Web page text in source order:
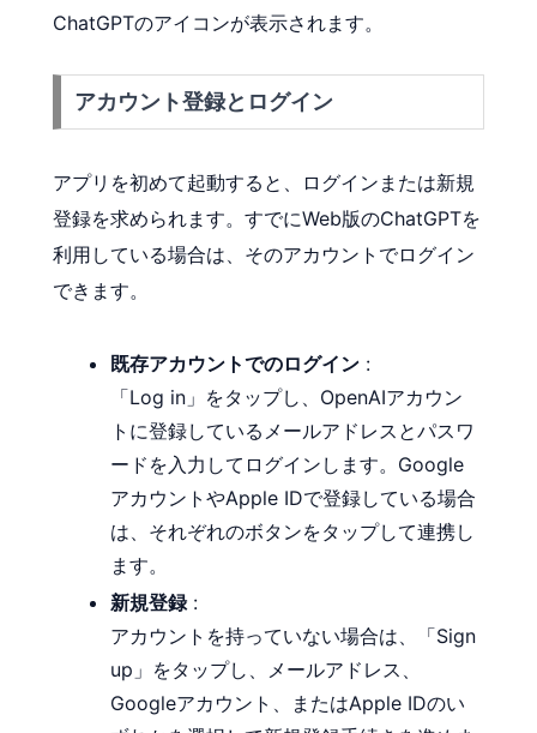
ChatGPTのアイコンが表示されます。
アカウント登録とログイン
アプリを初めて起動すると、ログインまたは新規
登録を求められます。すでにWeb版のChatGPTを
利用している場合は、そのアカウントでログイン
できます。
既存アカウントでのログイン :
「Log in」をタップし、OpenAIアカウン
トに登録しているメールアドレスとパスワ
ードを入力してログインします。Google
アカウントやApple IDで登録している場合
は、それぞれのボタンをタップして連携し
ます。
新規登録:
アカウントを持っていない場合は、「Sign
up」をタップし、メールアドレス、
Googleアカウント、またはApple IDのい